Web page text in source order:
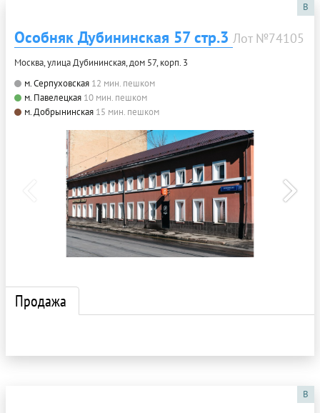
B
Особняк Дубининская 57 стр.3 Лот №74105
Москва, улица Дубининская, дом 57, корп. 3
м. Серпуховская 12 мин. пешком
м. Павелецкая 10 мин. пешком
м. Добрынинская 15 мин. пешком
Продажа
B